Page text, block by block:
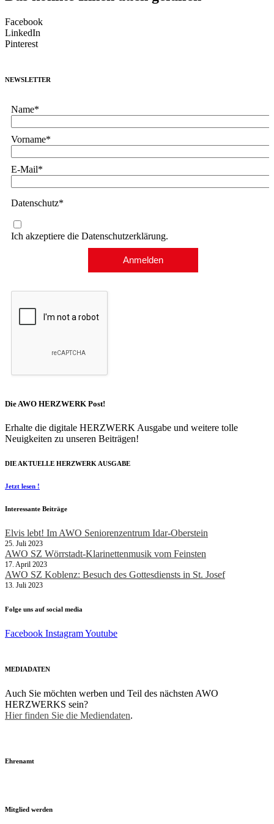
Facebook
LinkedIn
Pinterest
NEWSLETTER
Name*
Vorname*
E-Mail*
Datenschutz*
Ich akzeptiere die Datenschutzerklärung.
Anmelden
Die AWO HERZWERK Post!
Erhalte die digitale HERZWERK Ausgabe und weitere tolle
Neuigkeiten zu unseren Beiträgen!
DIE AKTUELLE HERZWERK AUSGABE
Jetzt lesen !
Interessante Beiträge
Elvis lebt! Im AWO Seniorenzentrum Idar-Oberstein
25. Juli 2023
AWO SZ Wörrstadt-Klarinettenmusik vom Feinsten
17. April 2023
AWO SZ Koblenz: Besuch des Gottesdiensts in St. Josef
13. Juli 2023
Folge uns auf social media
Facebook InstagramYoutube
MEDIADATEN
Auch Sie möchten werben und Teil des nächsten AWO
HERZWERKS sein?
Hier finden Sie die Mediendaten.
Ehrenamt
Mitglied werden